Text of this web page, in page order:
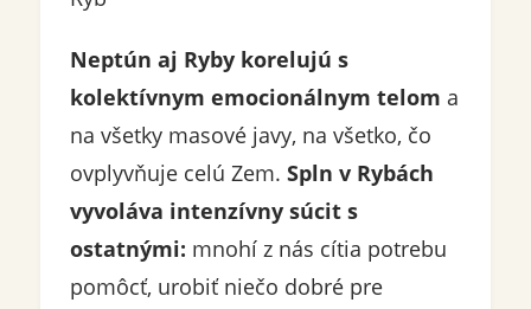
Neptún aj Ryby korelujú s
kolektívnym emocionálnym telom a
na všetky masové javy, na všetko, čo
ovplyvňuje celú Zem. Spln v Rybách
vyvoláva intenzívny súcit s
ostatnými: mnohí z nás cítia potrebu
pomôcť, urobiť niečo dobré pre